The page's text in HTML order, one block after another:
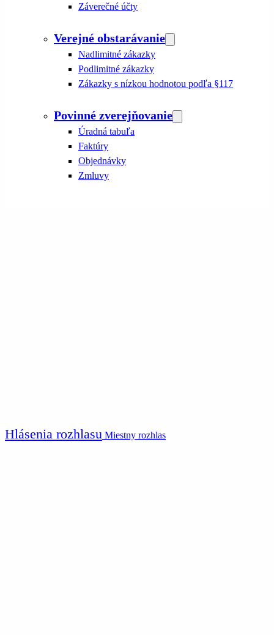
Záverečné účty
Verejné obstarávanie
Nadlimitné zákazky
Podlimitné zákazky
Zákazky s nízkou hodnotou podľa §117
Povinné zverejňovanie
Úradná tabuľa
Faktúry
Objednávky
Zmluvy
Hlásenia rozhlasu Miestny rozhlas